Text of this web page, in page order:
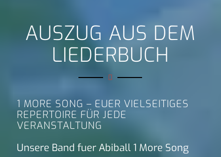
AUSZUG AUS DEM
LIEDERBUCH
1 MORE SONG – EUER VIELSEITIGES
REPERTOIRE FÜR JEDE
VERANSTALTUNG
Unsere Band fuer Abiball 1 More Song